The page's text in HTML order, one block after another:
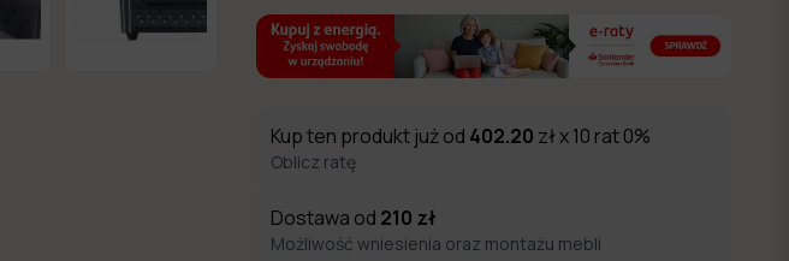
Kup ten produkt już od 402.20 zł x 10 rat 0%
Oblicz ratę
Dostawa od 210 zł
Możliwość wniesienia oraz montażu mebli